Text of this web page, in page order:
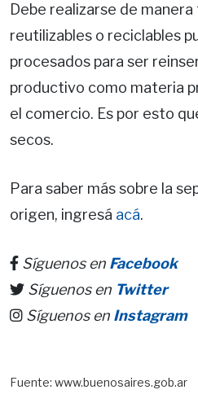
Debe realizarse de
reutilizables o reciclables
procesados para ser
productivo como materia
el comercio. Es por esto
secos.
Para saber más sobre la
origen, ingresá acá.
Síguenos en Facebook
Síguenos en Twitter
Síguenos en Instagram
Fuente: www.buenosaires.gob.ar